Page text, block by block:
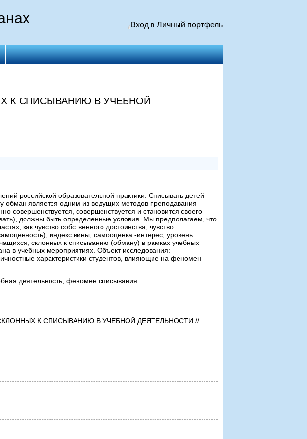
Вход в Личный портфель
К СПИСЫВАНИЮ В УЧЕБНОЙ
российской образовательной практики. Списывать детей
обман является одним из ведущих методов преподавания
совершенствуется, совершенствуется и становится своего
должны быть определенные условия. Мы предполагаем, что
как чувство собственного достоинства, чувство
индекс вины, самооценка -интерес, уровень
склонных к списыванию (обману) в рамках учебных
в учебных мероприятиях. Объект исследования:
характеристики студентов, влияющие на феномен
деятельность, феномен списывания
К СПИСЫВАНИЮ В УЧЕБНОЙ ДЕЯТЕЛЬНОСТИ //